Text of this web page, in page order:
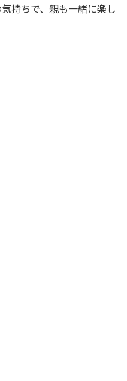
持ちで、親も一緒に楽し